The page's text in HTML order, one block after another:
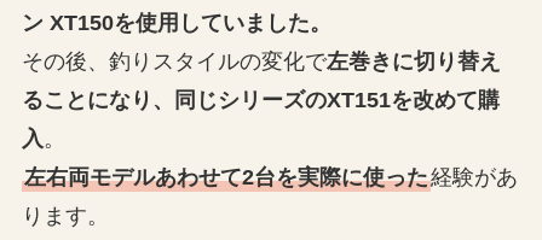
ン XT150を使用していました。
その後、釣りスタイルの変化で左巻きに切り替え
ることになり、同じシリーズのXT151を改めて購
入 。
左右両モデルあわせて2台を実際に使った経験があ
ります。